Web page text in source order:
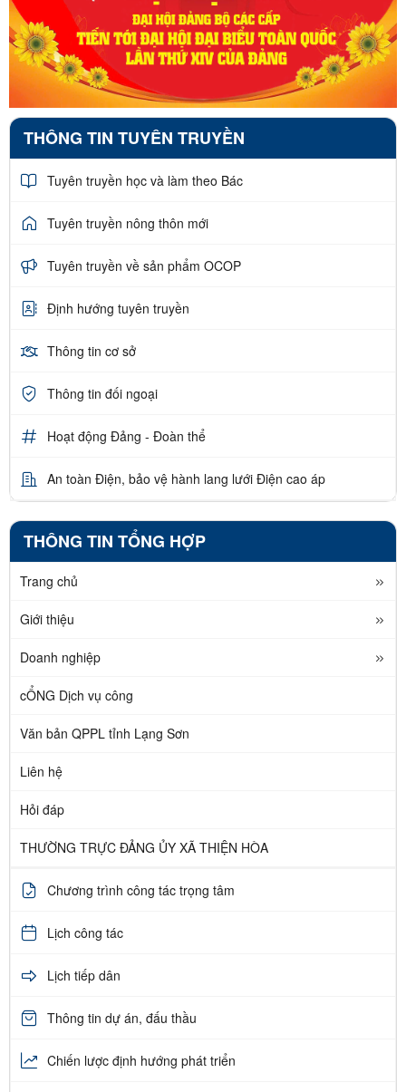
THÔNG TIN TUYÊN TRUYỀN
Tuyên truyền học và làm theo Bác
Tuyên truyền nông thôn mới
Tuyên truyền về sản phẩm OCOP
Định hướng tuyên truyền
Thông tin cơ sở
Thông tin đối ngoại
Hoạt động Đảng - Đoàn thể
An toàn Điện, bảo vệ hành lang lưới Điện cao áp
THÔNG TIN TỔNG HỢP
Trang chủ
Giới thiệu
Doanh nghiệp
cỔNG Dịch vụ công
Văn bản QPPL tỉnh Lạng Sơn
Liên hệ
Hỏi đáp
THƯỜNG TRỰC ĐẢNG ỦY XÃ THIỆN HÒA
Chương trình công tác trọng tâm
Lịch công tác
Lịch tiếp dân
Thông tin dự án, đấu thầu
Chiến lược định hướng phát triển